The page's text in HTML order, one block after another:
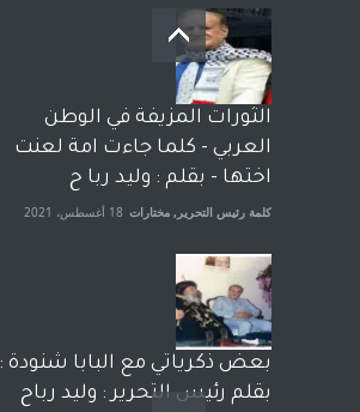
بعد معارك قضائية طاحنة كتب
وترافع فيها بنفسه مرة اخرى..
الشيخ طارق يوسف يقهر
الحكومة الأمريكية ، فأعطوه
الجنسية عن يد وهم صاغرون،
آراء حرة مختارات 7 أبريل، 2023
الثورات المزيفة في الوطن
العربي - كلما جاءت امة لعنت
اختها - بقلم : وليد ربا ح
كلمة رئيس التحرير , مختارات 18 أغسطس، 2021
بعض ذكرياتي مع البابا شنودة :
بقلم رئيس التحرير : وليد رباح